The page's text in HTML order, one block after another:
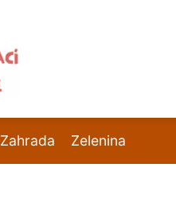
Zahrada Zelenina